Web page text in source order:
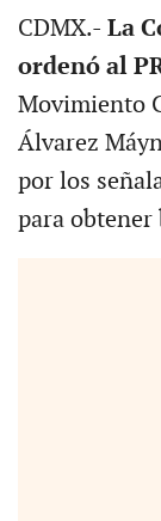
CDMX.- La
ordenó al
Movimiento
Álvarez
por los
para obtener